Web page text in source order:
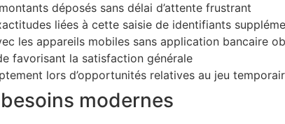
déposés sans délai d’attente frustrant
liées à cette saisie de identifiants
les appareils mobiles sans application bancaire
favorisant la satisfaction générale
lors d’opportunités relatives au jeu
modernes